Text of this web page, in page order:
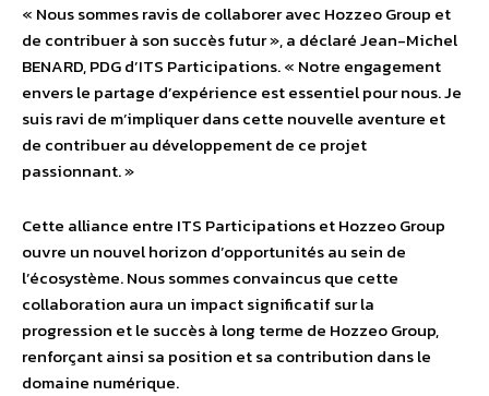
« Nous sommes ravis de collaborer avec Hozzeo Group et
de contribuer à son succès futur », a déclaré Jean-Michel
BENARD, PDG d’ITS Participations. « Notre engagement
envers le partage d’expérience est essentiel pour nous. Je
suis ravi de m’impliquer dans cette nouvelle aventure et
de contribuer au développement de ce projet
passionnant. »
Cette alliance entre ITS Participations et Hozzeo Group
ouvre un nouvel horizon d’opportunités au sein de
l’écosystème. Nous sommes convaincus que cette
collaboration aura un impact significatif sur la
progression et le succès à long terme de Hozzeo Group,
renforçant ainsi sa position et sa contribution dans le
domaine numérique.